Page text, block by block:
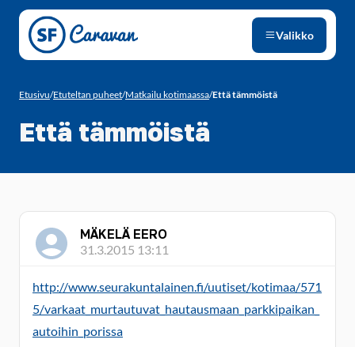
Siirry sivun sisältöön
Valikko
Etusivu/Etuteltan puheet/Matkailu kotimaassa/Että tämmöistä
Että tämmöistä
MÄKELÄ EERO
31.3.2015 13:11
http://www.seurakuntalainen.fi/uutiset/kotimaa/571
5/varkaat_murtautuvat_hautausmaan_parkkipaikan_
autoihin_porissa